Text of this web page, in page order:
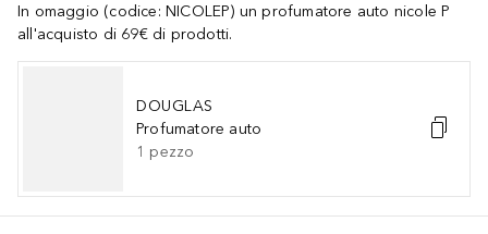
In omaggio (codice: NICOLEP) un profumatore auto nicole P
all'acquisto di 69€ di prodotti.
DOUGLAS
Profumatore auto
1 pezzo